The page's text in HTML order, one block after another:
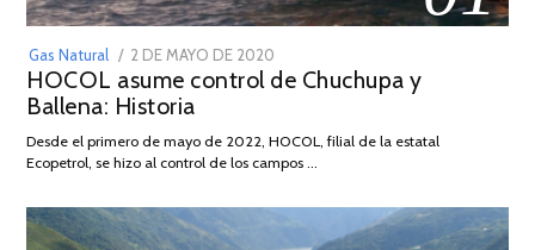
Gas Natural
POSTED
ON
2 DE MAYO DE 2020
DE
2026
HOCOL asume control de Chuchupa y
Ballena: Historia
Desde el primero de mayo de 2022, HOCOL, filial de la estatal
Ecopetrol, se hizo al control de los campos …